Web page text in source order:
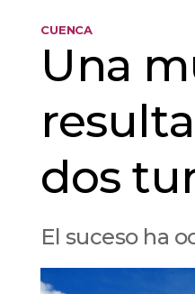
CUENCA
Una
dos
El suceso ha